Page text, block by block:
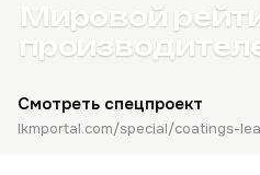
Мировой
Смотреть спецпроект
lkmportal.com/special/coatings-